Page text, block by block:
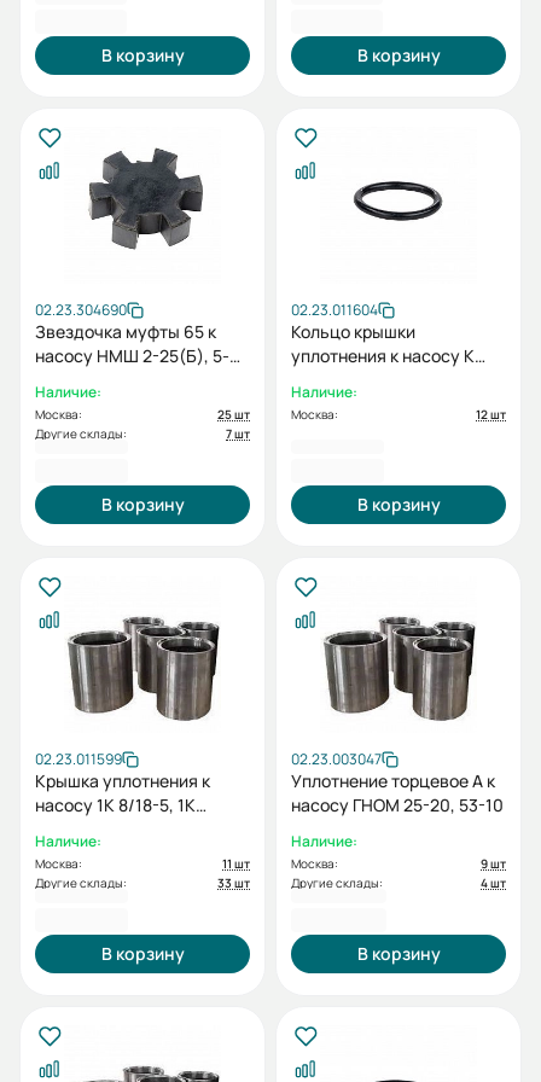
В корзину В корзину
02.23.304690
Звездочка муфты 65 к
насосу НМШ 2-25(Б), 5-
Наличие:
Москва:
25 шт
Другие склады:
7 шт
В корзину
02.23.011604
Кольцо крышки
уплотнения к насосу К
Наличие:
Москва: 12 шт
В корзину
02.23.011599
Крышка уплотнения к
насосу 1К 8/18-5, 1К
Наличие:
Москва:
11 шт
Другие склады:
33 шт
В корзину
02.23.003047
Уплотнение торцевое A к
насосу ГНОМ 25-20, 53-10
Наличие:
Москва:
9 шт
Другие склады:
4 шт
В корзину